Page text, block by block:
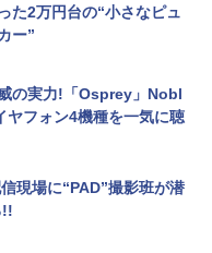
た2万円台の“小さなピュ
ー”
の実力!「Osprey」Nobl
フォン4機種を一気に聴
現場に“PAD”撮影班が潜
!!